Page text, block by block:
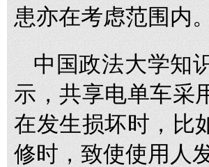
患亦在考虑范围内。
中国政法大学知
示，共享电单车采
在发生损坏时，比
修时，致使使用人